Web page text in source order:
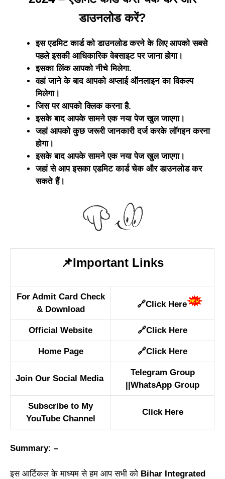
डाउनलोड करें?
इस एडमिट कार्ड को डाउनलोड करने के लिए आपको सबसे
पहले इसकी आधिकारिक वेबसाइट पर जाना होगा।
इसका लिंक आपको नीचे मिलेगा.
वहां जाने के बाद आपको अप्लाई ऑनलाइन का विकल्प
मिलेगा।
जिस पर आपको क्लिक करना है.
इसके बाद आपके सामने एक नया पेज खुल जाएगा।
जहां आपको कुछ जरूरी जानकारी दर्ज करके लॉगइन करना
होगा।
इसके बाद आपके सामने एक नया पेज खुल जाएगा।
जहां से आप इसका एडमिट कार्ड चेक और डाउनलोड कर
सकते हैं।
📌Important Links
For Admit Card Check
& Download
🔗Click Here
Official Website 🔗Click Here
Home Page 🔗Click Here
Join Our Social Media
Telegram Group
||WhatsApp Group
Subscribe to My
YouTube Channel
Click Here
Summary: –
इस आर्टिकल के माध्यम से हम आप सभी को Bihar Integrated